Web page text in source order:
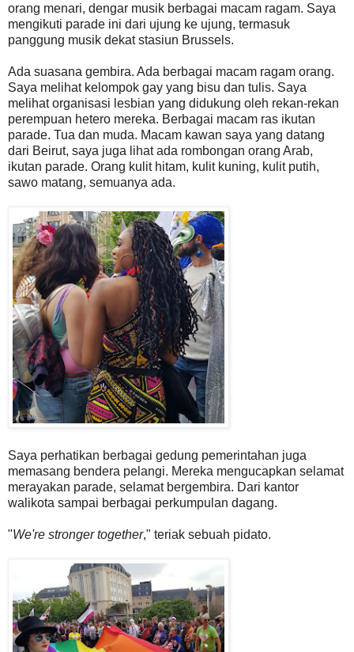
orang menari, dengar musik berbagai macam ragam. Saya
mengikuti parade ini dari ujung ke ujung, termasuk
panggung musik dekat stasiun Brussels.
Ada suasana gembira. Ada berbagai macam ragam orang.
Saya melihat kelompok gay yang bisu dan tulis. Saya
melihat organisasi lesbian yang didukung oleh rekan-rekan
perempuan hetero mereka. Berbagai macam ras ikutan
parade. Tua dan muda. Macam kawan saya yang datang
dari Beirut, saya juga lihat ada rombongan orang Arab,
ikutan parade. Orang kulit hitam, kulit kuning, kulit putih,
sawo matang, semuanya ada.
Saya perhatikan berbagai gedung pemerintahan juga
memasang bendera pelangi. Mereka mengucapkan selamat
merayakan parade, selamat bergembira. Dari kantor
walikota sampai berbagai perkumpulan dagang.
"We're stronger together," teriak sebuah pidato.